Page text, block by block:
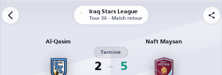
Iraq Stars League
Tour 36 - Match retour
Al-Qasim
2
Terminé
5
Naft Maysan